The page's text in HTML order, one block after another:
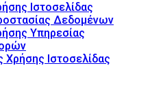
Ιστοσελίδας
Δεδομένων
Υπηρεσίας
Χρήσης Ιστοσελίδας